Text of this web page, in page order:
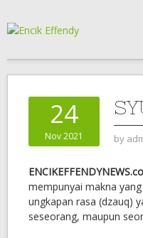
24
Nov 2021 by
mempunyai makna
ungkapan rasa (dzauq)
seseorang, maupun